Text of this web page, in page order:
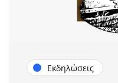
Εκδηλώσεις